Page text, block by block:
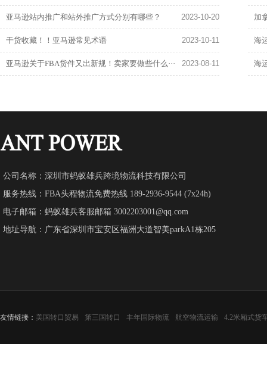
亚马逊站内推广和站外推广方式分别有哪些？ 2023-10-20
干货收藏！！亚马逊常见术语 2023-10-11
亚马逊关于FBA货件又出新规！卖家要做些什么··· 2023-08-11
加
海
海
公司名称：深圳市蚂蚁雄兵跨境物流科技有限公司
服务热线：FBA头程物流免费热线 189-2936-9544 (7x24h)
电子邮箱：蚂蚁雄兵客服邮箱 3002203001@qq.com
地址导航：广东省深圳市宝安区福洲大道智美parkA1栋205
友情链接： 美国转口贸易 第三国转口 丰年国际物流 航空物流运输 4.2米厢式货